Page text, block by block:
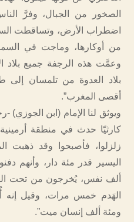
الصخور من الجبال، وفرَّ
اضطراب الأرض، وتساقطت
من أوكارها، وماجت في
وعمَّت هذه الرجفة جميع بلاد
بلاد العدوة من تلمسان إلى
أقصى المغرب”.
كارثيّا حدث في منطقة
زلزلوا، فأصبحوا وقد ذهبت
اليسير قدر مئة دار، وأنهم
ألف نفس، يُخرجون من تحت
الهَدم خمس مرات، وقيل
ومئة ألف إنسان ميت”.